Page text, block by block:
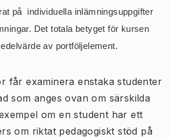
på individuella inlämningsuppgifter
Det totala betyget för kursen
av portföljelement.
får examinera enstaka studenter
som anges ovan om särskilda
om en student har ett
om riktat pedagogiskt stöd på